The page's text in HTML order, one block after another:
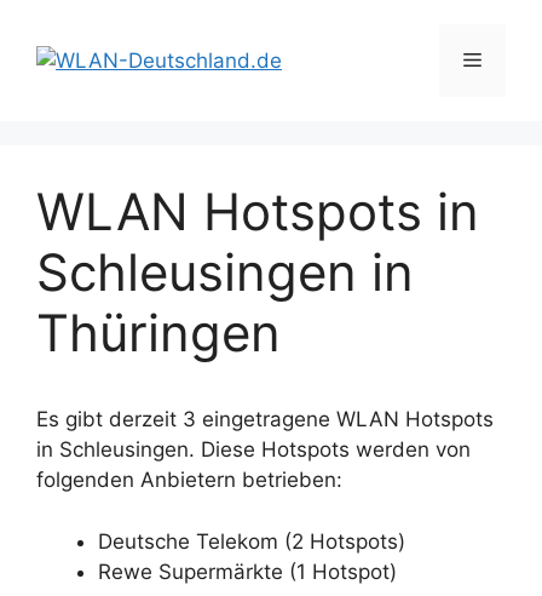
Inhalt
springen
Menü
WLAN Hotspots in
Schleusingen in
Thüringen
Es gibt derzeit 3 eingetragene WLAN Hotspots
in Schleusingen. Diese Hotspots werden von
folgenden Anbietern betrieben:
Deutsche Telekom (2 Hotspots)
Rewe Supermärkte (1 Hotspot)